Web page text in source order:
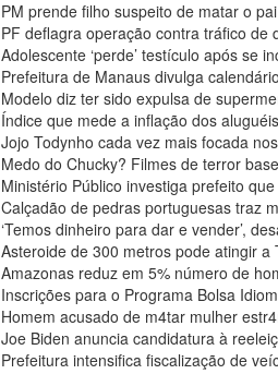
PM prende filho suspeito de matar o
PF deflagra operação contra tráfico
Adolescente ‘perde’ testículo após se
Prefeitura de Manaus divulga
Modelo diz ter sido expulsa de
Índice que mede a inflação dos
Jojo Todynho cada vez mais focada
Medo do Chucky? Filmes de terror
Ministério Público investiga prefeito
Calçadão de pedras portuguesas traz
‘Temos dinheiro para dar e vender’,
Asteroide de 300 metros pode atingir
Amazonas reduz em 5% número de
Inscrições para o Programa Bolsa
Homem acusado de m4tar mulher
Joe Biden anuncia candidatura à
Prefeitura intensifica fiscalização de